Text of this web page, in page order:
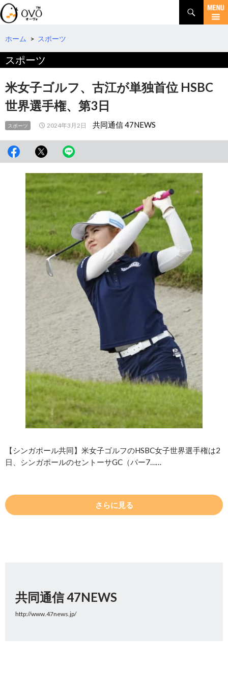
検
索
コ
テ
へ
移
動
ホーム > スポーツ
スポーツ
米女子ゴルフ、古江が単独首位 HSBC
世界選手権、第3日
スポーツ 2024年3月2日 共同通信 47NEWS
【シンガポール共同】米女子ゴルフのHSBC女子世界選手権は2
日、シンガポールのセントーサGC（パー7……
さらに見る
共同通信 47NEWS
http://www.47news.jp/